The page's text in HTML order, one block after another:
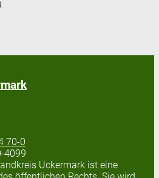
70-0
4099
Uckermark ist eine